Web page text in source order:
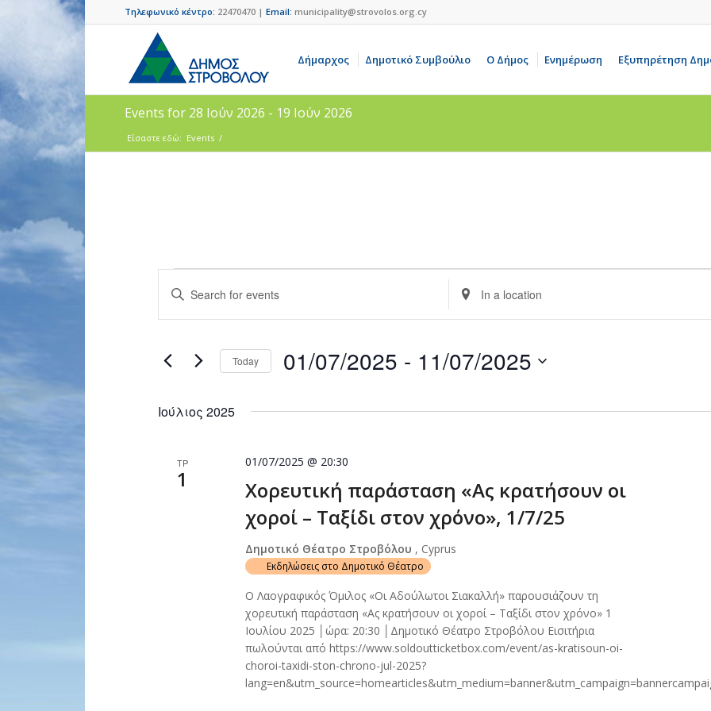
Τηλεφωνικό κέντρο: 22470470 | Email: municipality@strovolos.org.cy
Δήμαρχος Δημοτικό Συμβούλιο Ο Δήμος Ενημέρωση Εξυπηρέτηση
Events for 28 Ιούν 2026 - 19 Ιούν 2026
Είσαστε εδώ: Events /
Events
Search
and
Views
Navigation
Enter
Keyword.
Search
Events
Enter
Location.
Search
Events
by
Today 01/07/2025 - 11/07/2025
Ιούλιος 2025
ΤΡ
1
Χορευτική παράσταση «Ας κρατήσουν οι
χοροί – Ταξίδι στον χρόνο», 1/7/25
01/07/2025 @ 20:30
Δημοτικό Θέατρο Στροβόλου , Cyprus
Εκδηλώσεις στο Δημοτικό Θέατρο
Ο Λαογραφικός Όμιλος «Οι Αδούλωτοι Σιακαλλή» παρουσιάζουν τη
χορευτική παράσταση «Ας κρατήσουν οι χοροί – Ταξίδι στον χρόνο» 1
Ιουλίου 2025 │ώρα: 20:30 │Δημοτικό Θέατρο Στροβόλου Εισιτήρια
πωλούνται από https://www.soldoutticketbox.com/event/as-kratisoun-oi-
choroi-taxidi-ston-chrono-jul-2025?